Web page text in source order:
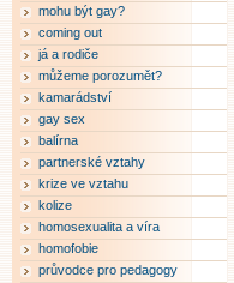
mohu být gay?
coming out
já a rodiče
můžeme porozumět?
kamarádství
gay sex
balírna
partnerské vztahy
krize ve vztahu
kolize
homosexualita a víra
homofobie
průvodce pro pedagogy